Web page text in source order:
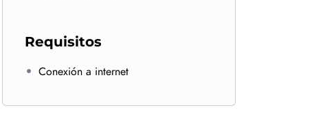
Requisitos
Conexión a internet